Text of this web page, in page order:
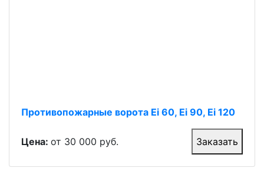
Противопожарные ворота Ei 60, Ei 90, Ei 120
Цена: от 30 000 руб. Заказать